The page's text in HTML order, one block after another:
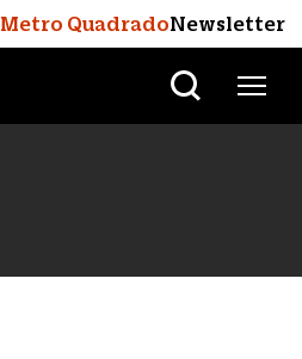
Metro QuadradoNewsletter